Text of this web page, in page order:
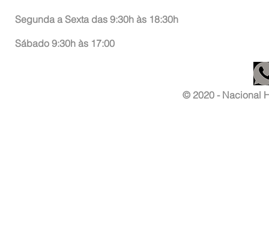
Segunda a Sexta das 9:30h às 18:30h
Sábado 9:30h às 17:00
© 2020 - Nacional